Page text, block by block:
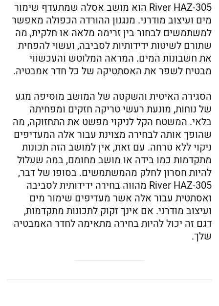
River HAZ-305 הוא מושב אסלה שמתעדף שימור
מים ועיצוב מודרני. מנגנון ההורדה הכפולה מאפשר
למשתמשים לבחור בין זרימה מלאה או חלקית, מה
שתורם לשיטות ידידותיות לסביבה, ועשוי להפחית
את חשבונות המים. המראה המלוטש והעכשווי
מבטיח לשפר את האסתטיקה של כל חדר אמבטיה.
הסגירה האיטית והשקטה של המושב מוסיפה מגע
של נוחות, מונעת רעשי טריקה חזקים ומפחיתה
בלאי. המשטח הקל לניקוי מפשט את התחזוקה, מה
שהופך אותה לבחירה מצוינת עבור אלה המעדיפים
ניקוי ללא טרחה. עם זאת, אין למושב הזה תכונות
מתקדמות כמו בידה או מושב מחומם, במה שעלול
להיות חסרון לחלק מהמשתמשים. בסופו של דבר,
River HAZ-305 מהווה בחירה ידידותית לסביבה
ואסתטית עבור אלה אשר מעדיפים שימור מים
ועיצוב מודרני. אם אינך זקוק לתכונות מתקדמות,
דגם זה יכול להיות בחירה מתאימה לחדר האמבטיה
שלך.